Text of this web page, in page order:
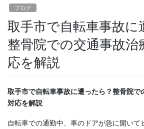
ブログ
取手市で自転車事故に
整骨院での交通事故治
応を解説
取手市で自転車事故に遭ったら？整骨院で
対応を解説
自転車での通勤中、車のドアが急に開いて